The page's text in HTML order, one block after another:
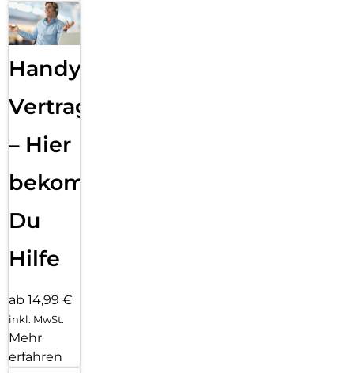
Handy
Vertragsabwicklung
– Hier
bekommst
Du
Hilfe
ab 14,99 €
inkl. MwSt.
Mehr
erfahren